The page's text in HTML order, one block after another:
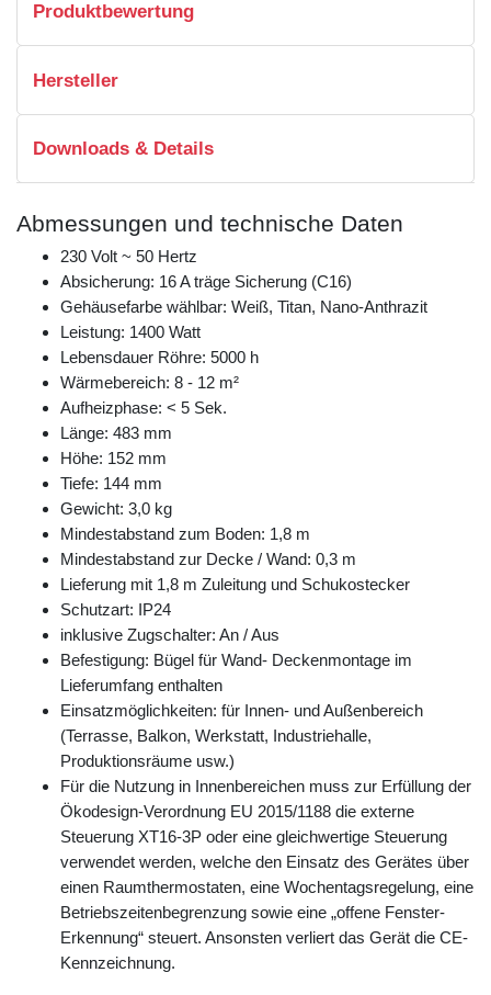
Produktbewertung
Hersteller
Downloads & Details
Abmessungen und technische Daten
230 Volt ~ 50 Hertz
Absicherung: 16 A träge Sicherung (C16)
Gehäusefarbe wählbar: Weiß, Titan, Nano-Anthrazit
Leistung: 1400 Watt
Lebensdauer Röhre: 5000 h
Wärmebereich: 8 - 12 m²
Aufheizphase: < 5 Sek.
Länge: 483 mm
Höhe: 152 mm
Tiefe: 144 mm
Gewicht: 3,0 kg
Mindestabstand zum Boden: 1,8 m
Mindestabstand zur Decke / Wand: 0,3 m
Lieferung mit 1,8 m Zuleitung und Schukostecker
Schutzart: IP24
inklusive Zugschalter: An / Aus
Befestigung: Bügel für Wand- Deckenmontage im
Lieferumfang enthalten
Einsatzmöglichkeiten: für Innen- und Außenbereich
(Terrasse, Balkon, Werkstatt, Industriehalle,
Produktionsräume usw.)
Für die Nutzung in Innenbereichen muss zur Erfüllung der
Ökodesign-Verordnung EU 2015/1188 die externe
Steuerung XT16-3P oder eine gleichwertige Steuerung
verwendet werden, welche den Einsatz des Gerätes über
einen Raumthermostaten, eine Wochentagsregelung, eine
Betriebszeitenbegrenzung sowie eine „offene Fenster-
Erkennung“ steuert. Ansonsten verliert das Gerät die CE-
Kennzeichnung.